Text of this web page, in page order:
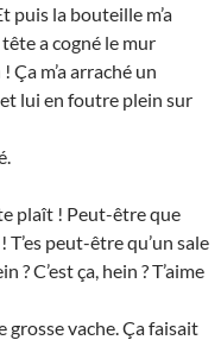
puis la bouteille m’a
a cogné le mur
m’a arraché un
lui en foutre plein sur
plaît ! Peut-être que
T’es peut-être qu’un sale
? C’est ça, hein ? T’aime
grosse vache. Ça faisait